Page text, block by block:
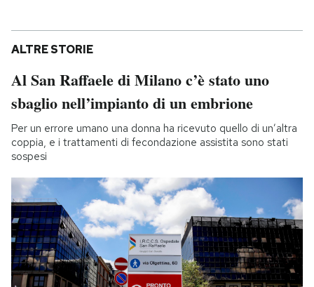
ALTRE STORIE
Al San Raffaele di Milano c’è stato uno
sbaglio nell’impianto di un embrione
Per un errore umano una donna ha ricevuto quello di un’altra
coppia, e i trattamenti di fecondazione assistita sono stati
sospesi